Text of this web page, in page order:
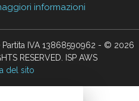
informazioni
IVA 13868590962 - © 2026
RESERVED. ISP AWS
del sito